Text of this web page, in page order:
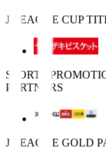
J.LEAGUE CUP
SPORTS
PARTNERS
J.LEAGUE GOLD